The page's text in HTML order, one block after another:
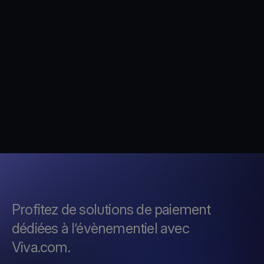
Profitez de solutions de paiement
dédiées à l’évènementiel avec
Viva.com.